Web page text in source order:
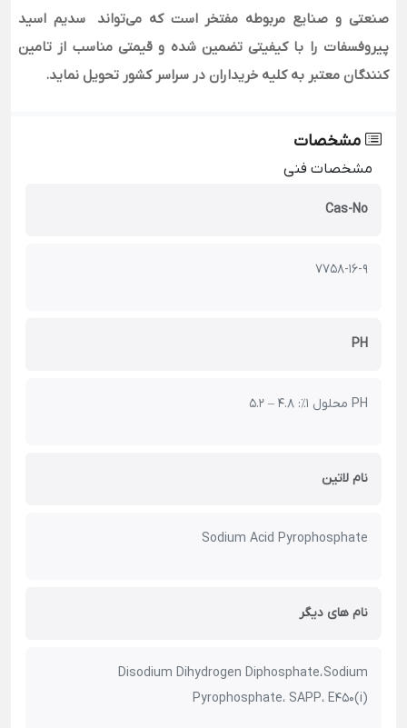
صنعتی و صنایع مربوطه مفتخر است که می‌تواند سدیم اسید
پیروفسفات را با کیفیتی تضمین شده و قیمتی مناسب از تامین
کنندگان معتبر به کلیه خریداران در سراسر کشور تحویل نماید.
مشخصات
مشخصات فنی
Cas-No
7758-16-9
PH
PH محلول 1٪: 4.8 – 5.2
نام لاتین
Sodium Acid Pyrophosphate
نام های دیگر
Disodium Dihydrogen Diphosphate، Sodium
Pyrophosphate، SAPP، E450(i)